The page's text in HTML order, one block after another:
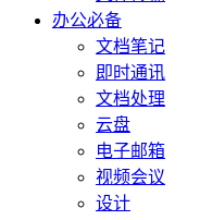
办公必备
文档笔记
即时通讯
文档处理
云盘
电子邮箱
视频会议
设计